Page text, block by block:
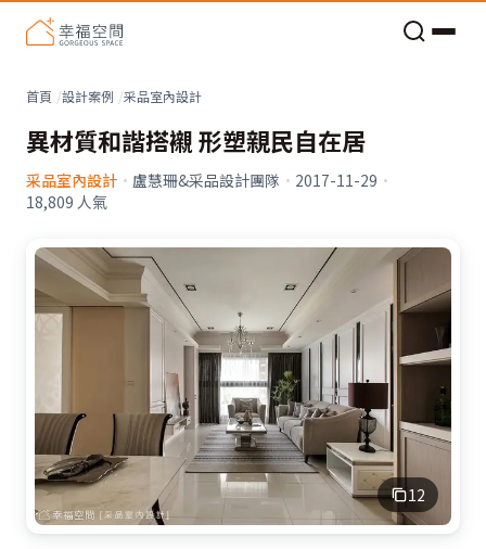
首頁 設計案例 采品室內設計
異材質和諧搭襯 形塑親民自在居
采品室內設計 · 盧慧珊&采品設計團隊 · 2017-11-29 ·
18,809 人氣
12